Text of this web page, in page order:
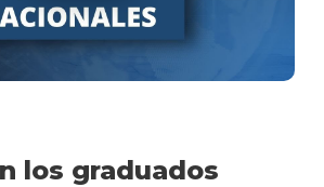
los graduados